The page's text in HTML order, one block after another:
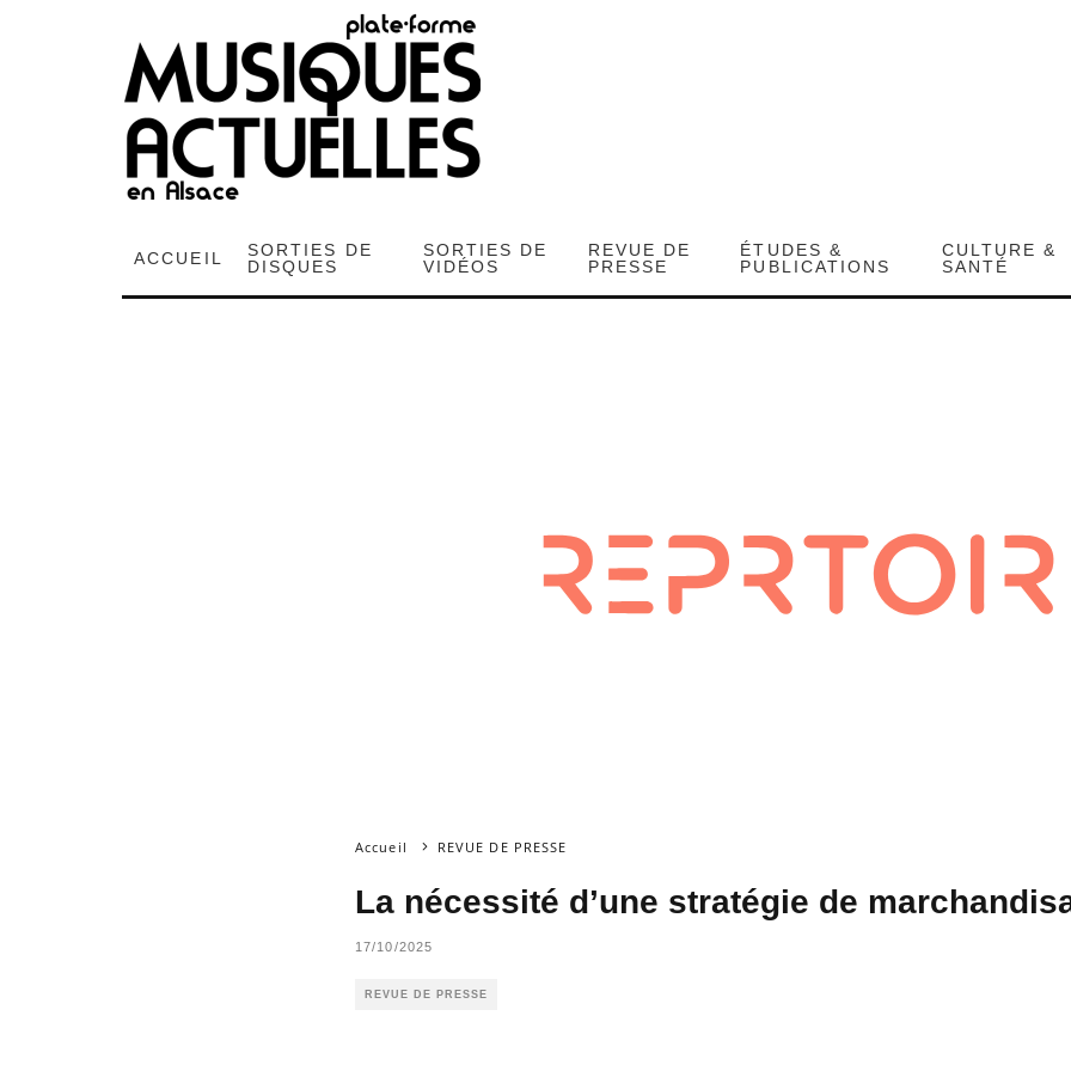
ACCUEIL
SORTIES DE
DISQUES
SORTIES DE
VIDÉOS
REVUE DE
PRESSE
ÉTUDES &
PUBLICATIONS
CULTURE &
SANTÉ
Accueil REVUE DE PRESSE
La nécessité d’une stratégie de
17/10/2025
REVUE DE PRESSE